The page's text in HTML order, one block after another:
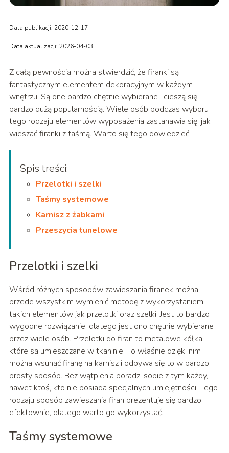
Data publikacji: 2020-12-17
Data aktualizacji: 2026-04-03
Z całą pewnością można stwierdzić, że firanki są
fantastycznym elementem dekoracyjnym w każdym
wnętrzu. Są one bardzo chętnie wybierane i cieszą się
bardzo dużą popularnością. Wiele osób podczas wyboru
tego rodzaju elementów wyposażenia zastanawia się, jak
wieszać firanki z taśmą. Warto się tego dowiedzieć.
Spis treści:
Przelotki i szelki
Taśmy systemowe
Karnisz z żabkami
Przeszycia tunelowe
Przelotki i szelki
Wśród różnych sposobów zawieszania firanek można
przede wszystkim wymienić metodę z wykorzystaniem
takich elementów jak przelotki oraz szelki. Jest to bardzo
wygodne rozwiązanie, dlatego jest ono chętnie wybierane
przez wiele osób. Przelotki do firan to metalowe kółka,
które są umieszczane w tkaninie. To właśnie dzięki nim
można wsunąć firanę na karnisz i odbywa się to w bardzo
prosty sposób. Bez wątpienia poradzi sobie z tym każdy,
nawet ktoś, kto nie posiada specjalnych umiejętności. Tego
rodzaju sposób zawieszania firan prezentuje się bardzo
efektownie, dlatego warto go wykorzystać.
Taśmy systemowe